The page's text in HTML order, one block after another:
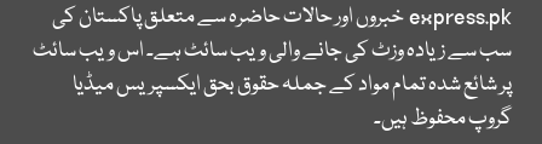
express.pkخبروں اور حالات حاضرہ سے متعلق پاکستان کی
سب سے زیادہ وزٹ کی جانے والی ویب سائٹ ہے۔ اس ویب سائٹ
پر شائع شدہ تمام مواد کے جملہ حقوق بحق ایکسپریس میڈیا
گروپ محفوظ ہیں۔